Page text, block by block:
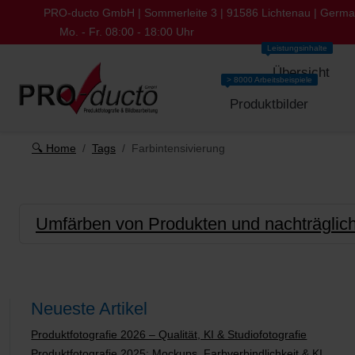
PRO-ducto GmbH | Sommerleite 3 | 91586 Lichtenau |
Mo. - Fr. 08:00 - 18:00 Uhr
Übersicht
Leistungsinhalte
Produktbilder
> 8000 Arbeitsbeispiele
🔍 Home Tags Farbintensivierung
Umfärben von Produkten und
Neueste Artikel
Produktfotografie 2026 – Qualität, KI & Studiofotografie